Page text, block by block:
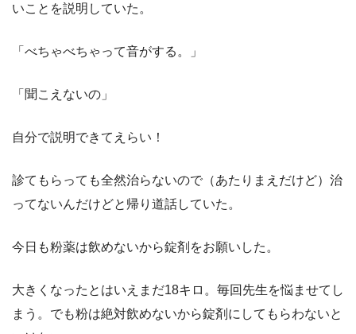
いことを説明していた。
「べちゃべちゃって音がする。」
「聞こえないの」
自分で説明できてえらい！
診てもらっても全然治らないので（あたりまえだけど）治
ってないんだけどと帰り道話していた。
今日も粉薬は飲めないから錠剤をお願いした。
大きくなったとはいえまだ18キロ。毎回先生を悩ませてし
まう。でも粉は絶対飲めないから錠剤にしてもらわないと